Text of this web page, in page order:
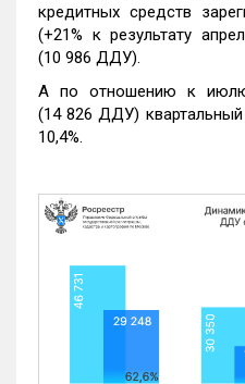
кредитных средств
(+21% к результату
(10 986 ДДУ).
А по отношению к
(14 826 ДДУ) квартальный
10,4%.